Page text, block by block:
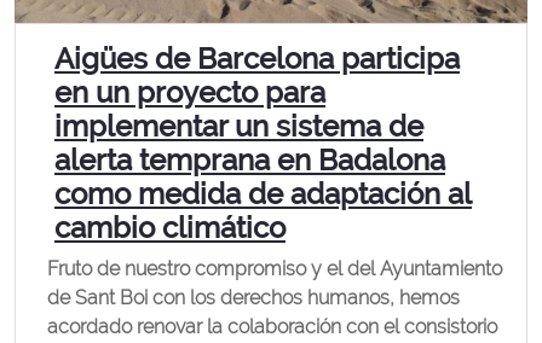
Aigües de Barcelona participa
en un proyecto para
implementar un sistema de
alerta temprana en Badalona
como medida de adaptación al
cambio climático
Fruto de nuestro compromiso y el del Ayuntamiento
de Sant Boi con los derechos humanos, hemos
acordado renovar la colaboración con el consistorio